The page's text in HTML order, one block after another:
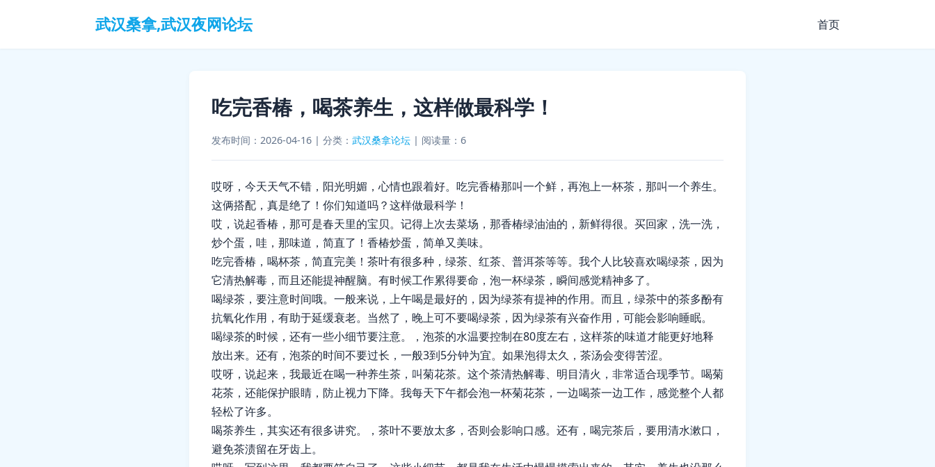
武汉桑拿,武汉夜网论坛 首页
吃完香椿，喝茶养生，这样做最科学！
发布时间：2026-04-16 | 分类： 武汉桑拿论坛 | 阅读量：6
哎呀，今天天气不错，阳光明媚，心情也跟着好。吃完香椿那叫一个鲜，再泡上一杯茶，那叫一个养生。
这俩搭配，真是绝了！你们知道吗？这样做最科学！
哎，说起香椿，那可是春天里的宝贝。记得上次去菜场，那香椿绿油油的，新鲜得很。买回家，洗一洗，
炒个蛋，哇，那味道，简直了！香椿炒蛋，简单又美味。
吃完香椿，喝杯茶，简直完美！茶叶有很多种，绿茶、红茶、普洱茶等等。我个人比较喜欢喝绿茶，因为
它清热解毒，而且还能提神醒脑。有时候工作累得要命，泡一杯绿茶，瞬间感觉精神多了。
喝绿茶，要注意时间哦。一般来说，上午喝是最好的，因为绿茶有提神的作用。而且，绿茶中的茶多酚有
抗氧化作用，有助于延缓衰老。当然了，晚上可不要喝绿茶，因为绿茶有兴奋作用，可能会影响睡眠。
喝绿茶的时候，还有一些小细节要注意。，泡茶的水温要控制在80度左右，这样茶的味道才能更好地释
放出来。还有，泡茶的时间不要过长，一般3到5分钟为宜。如果泡得太久，茶汤会变得苦涩。
哎呀，说起来，我最近在喝一种养生茶，叫菊花茶。这个茶清热解毒、明目清火，非常适合现季节。喝菊
花茶，还能保护眼睛，防止视力下降。我每天下午都会泡一杯菊花茶，一边喝茶一边工作，感觉整个人都
轻松了许多。
喝茶养生，其实还有很多讲究。，茶叶不要放太多，否则会影响口感。还有，喝完茶后，要用清水漱口，
避免茶渍留在牙齿上。